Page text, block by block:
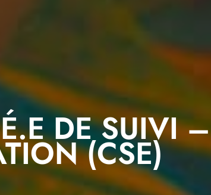
DE SUIVI –
(CSE)